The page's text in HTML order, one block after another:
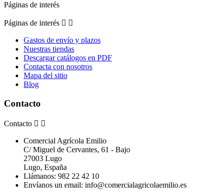
Páginas de interés
Páginas de interés  
Gastos de envío y plazos
Nuestras tiendas
Descargar catálogos en PDF
Contacta con nosotros
Mapa del sitio
Blog
Contacto
Contacto  
Comercial Agrícola Emilio
C/ Miguel de Cervantes, 61 - Bajo
27003 Lugo
Lugo, España
Llámanos: 982 22 42 10
Envíanos un email: info@comercialagricolaemilio.es